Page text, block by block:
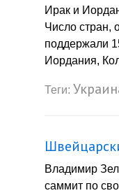
Ирак и
Число стран,
поддержали
Иордания,
Теги:
Владимир
саммит по